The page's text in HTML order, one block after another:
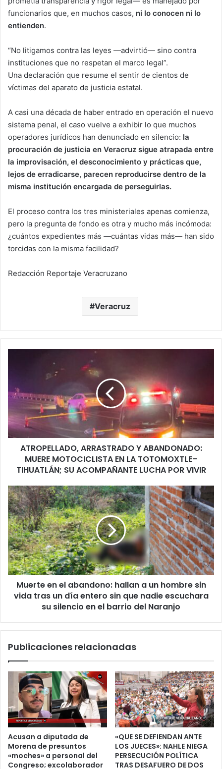
funcionarios que, en muchos casos, ni lo conocen ni lo
entienden.
“No litigamos contra las leyes —advirtió— sino contra
instituciones que no respetan el marco legal”.
Una declaración que resume el sentir de cientos de
víctimas del aparato de justicia estatal.
A casi una década de haber entrado en operación el nuevo
sistema penal, el caso vuelve a exhibir lo que muchos
operadores jurídicos han denunciado en silencio: la
procuración de justicia en Veracruz sigue atrapada entre
la improvisación, el desconocimiento y prácticas que,
lejos de erradicarse, parecen reproducirse dentro de la
misma institución encargada de perseguirlas.
El proceso contra los tres ministeriales apenas comienza,
pero la pregunta de fondo es otra y mucho más incómoda:
¿cuántos expedientes más —cuántas vidas más— han sido
torcidas con la misma facilidad?
Redacción Reportaje Veracruzano
Veracruz
MUERE
MOTOCICLISTA
EN
LA
TOTOMOXTLE–
TIHUATLÁN;
ACOMPAÑANTE
POR
VIVIR
ATROPELLADO, ARRASTRADO Y ABANDONADO:
MUERE MOTOCICLISTA EN LA TOTOMOXTLE–
TIHUATLÁN; SU ACOMPAÑANTE LUCHA POR VIVIR
Muerte
en
el
abandono:
hallan
a
un
hombre
sin
vida
tras
entero
que
silencio
el
barrio
del
Naranjo
Muerte en el abandono: hallan a un hombre sin
vida tras un día entero sin que nadie escuchara
su silencio en el barrio del Naranjo
Publicaciones relacionadas
Acusan a diputada de
Morena de presuntos
«moches» a personal del
Congreso; excolaborador
«QUE SE DEFIENDAN ANTE
LOS JUECES»: NAHLE NIEGA
PERSECUCIÓN POLÍTICA
TRAS DESAFUERO DE DOS